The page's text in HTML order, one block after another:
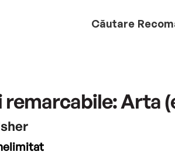
Căutare
remarcabile: Arta